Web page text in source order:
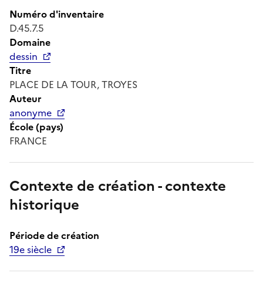
Numéro d'inventaire
D.45.7.5
Domaine
dessin
Titre
PLACE DE LA TOUR, TROYES
Auteur
anonyme
École (pays)
FRANCE
Contexte de création - contexte
historique
Période de création
19e siècle